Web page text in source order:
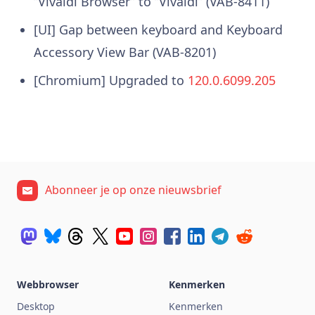
[UI] Gap between keyboard and Keyboard
Accessory View Bar (VAB-8201)
[Chromium] Upgraded to 120.0.6099.205
Abonneer je op onze nieuwsbrief
Webbrowser
Desktop
Kenmerken
Kenmerken